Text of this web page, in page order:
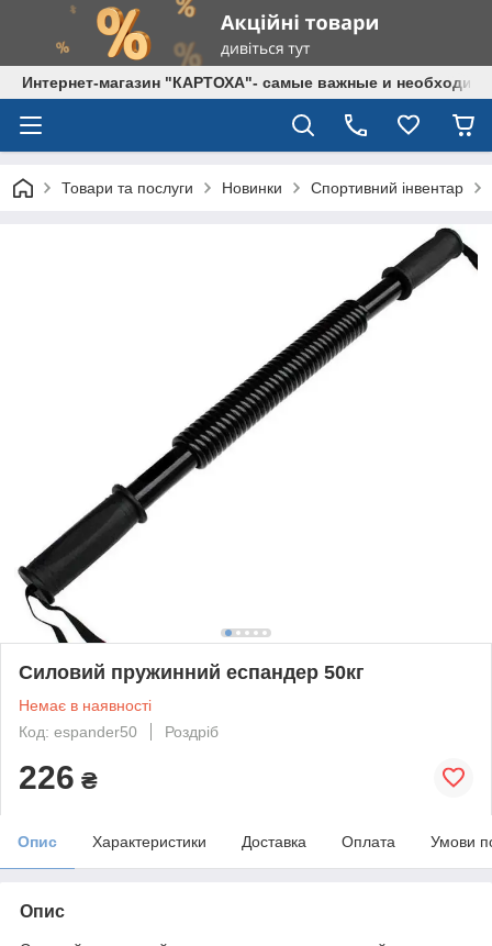
Интернет-магазин "КАРТОХА"- самые важные и
Товари та послуги Новинки Спортивний інвентар
Силовий пружинний еспандер 50кг
Немає в наявності
Код: espander50
Роздріб
226 ₴
Опис Характеристики Доставка Оплата Умови
Опис